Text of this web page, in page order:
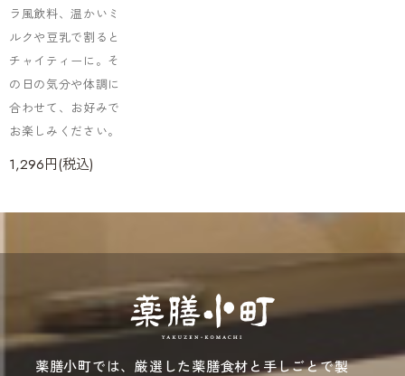
ラ風飲料、温かいミ
ルクや豆乳で割ると
チャイティーに。そ
の日の気分や体調に
合わせて、お好みで
お楽しみください。
1,296円(税込)
薬膳小町では、厳選した薬膳食材と手しごとで製